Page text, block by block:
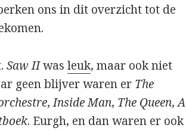
ons in dit overzicht tot de
Saw IIwasleuk, maar ook niet
geen blijver waren er The
,Inside Man, The Queen,A
. Eurgh, en dan waren er ook